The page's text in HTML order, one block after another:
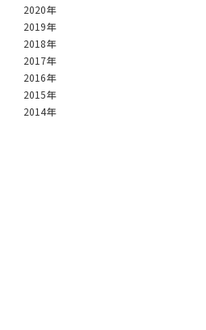
2020年
2019年
2018年
2017年
2016年
2015年
2014年